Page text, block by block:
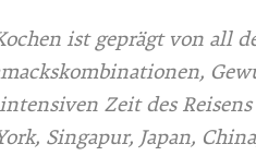
ist geprägt von all
Zeit des
Singapur, Japan,